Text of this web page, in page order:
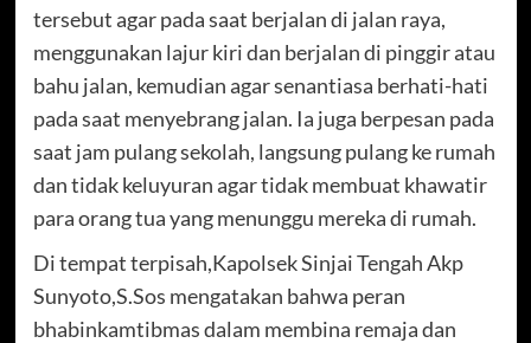
tersebut agar pada saat berjalan di jalan raya,
menggunakan lajur kiri dan berjalan di pinggir atau
bahu jalan, kemudian agar senantiasa berhati-hati
pada saat menyebrang jalan. Ia juga berpesan pada
saat jam pulang sekolah, langsung pulang ke rumah
dan tidak keluyuran agar tidak membuat khawatir
para orang tua yang menunggu mereka di rumah.
Di tempat terpisah,Kapolsek Sinjai Tengah Akp
Sunyoto,S.Sos mengatakan bahwa peran
bhabinkamtibmas dalam membina remaja dan